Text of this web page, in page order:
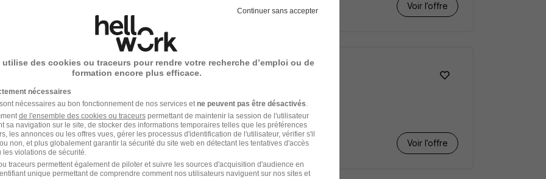
Voir l’offre
Frigoriste CVC H/F
- 29 CDI
Voir l’offre
jours
Continuer sans accepter
utilise des cookies ou traceurs pour rendre votre recherche d’emploi ou de
formation encore plus efficace.
nécessaires
nécessaires au bon fonctionnement de nos services et ne peuvent pas être désactivés
de l'ensemble des cookies ou traceurspermettant de maintenir la session de l'utilisateur
sa navigation sur le site, de stocker des informations temporaires telles que les préférences
les annonces ou les offres vues, gérer les processus d'identification de l'utilisateur, vérifier s'il
non, et plus globalement garantir la sécurité du site web en détectant les tentatives d'accès
violations de sécurité.
traceurs permettent également de piloter et suivre les sources d'acquisition d'audience en
unique permettant de comprendre comment nos utilisateurs naviguent sur nos sites et